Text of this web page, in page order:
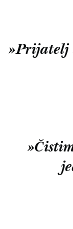
»Prijatelj